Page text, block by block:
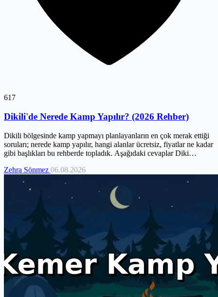
617
Dikili'de Nerede Kamp Yapılır? (2026 Rehber)
Dikili bölgesinde kamp yapmayı planlayanların en çok merak ettiği
soruları; nerede kamp yapılır, hangi alanlar ücretsiz, fiyatlar ne kadar
gibi başlıkları bu rehberde topladık. Aşağıdaki cevaplar Diki…
Zehra Sönmez 06.08.2026